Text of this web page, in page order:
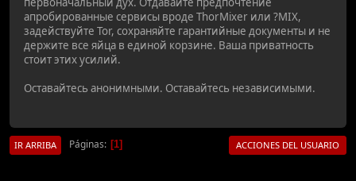
апробированные сервисы вроде ThorMixer или ?MIX,
задействуйте Tor, сохраняйте гарантийные документы и не
держите все яйца в единой корзине. Ваша приватность
стоит этих усилий.
Оставайтесь анонимными. Оставайтесь независимыми.
IR ARRIBA Páginas 1 ACCIONES DEL USUARIO